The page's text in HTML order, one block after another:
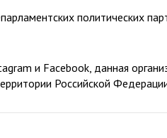
политических
и Facebook, данная
Российской